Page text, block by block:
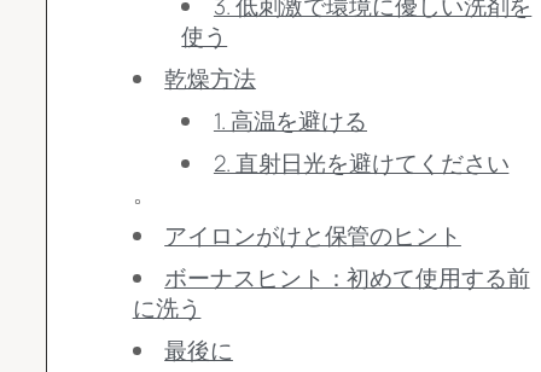
使う
乾燥方法
1. 高温を避ける
2. 直射日光を避けてください
。
アイロンがけと保管のヒント
ボーナスヒント：初めて使用する前
に洗う
最後に